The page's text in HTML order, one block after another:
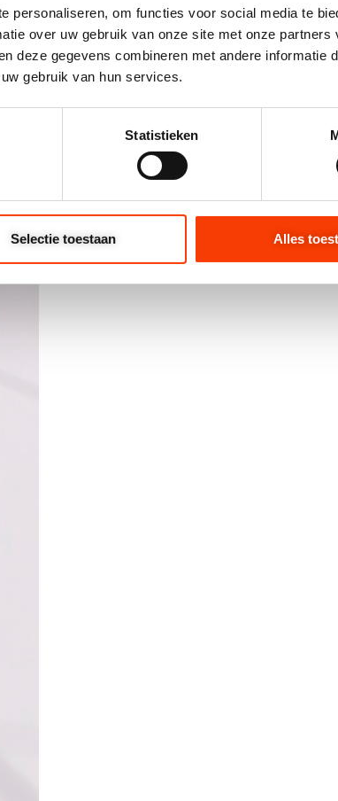
personaliseren, om functies voor social media te
over uw gebruik van onze site met onze partners
deze gegevens combineren met andere informatie
gebruik van hun services.
Statistieken
Selectie toestaan Alles
Onzeengineershebbenruime
componentenenproducten.Met
weuwwensen omintechnisch
tekeningen.
kostenbewust
kan
Direct starten met
ontwerp?